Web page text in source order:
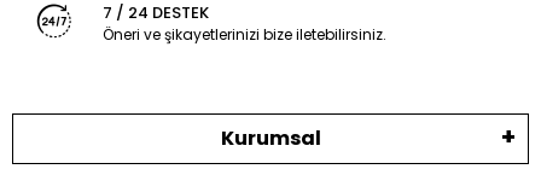
7 / 24 DESTEK
Öneri ve şikayetlerinizi bize iletebilirsiniz.
Kurumsal